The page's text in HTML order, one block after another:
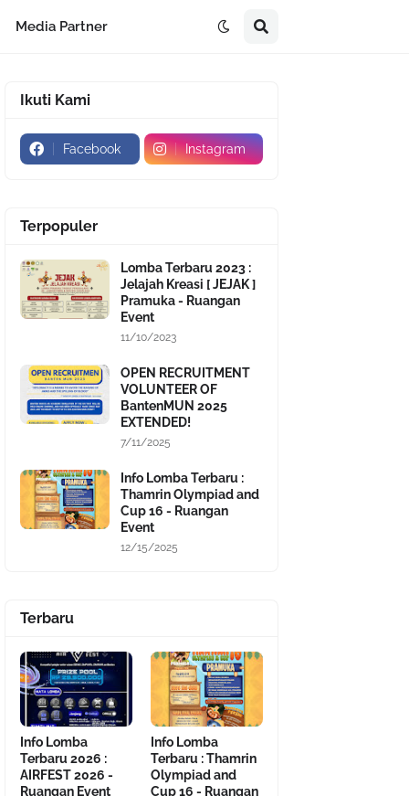
Media Partner
Ikuti Kami
Facebook Instagram
Terpopuler
Lomba Terbaru 2023 :
Jelajah Kreasi [ JEJAK ]
Pramuka - Ruangan
Event
11/10/2023
OPEN RECRUITMENT
VOLUNTEER OF
BantenMUN 2025
EXTENDED!
7/11/2025
Info Lomba Terbaru :
Thamrin Olympiad and
Cup 16 - Ruangan
Event
12/15/2025
Terbaru
Info Lomba
Terbaru 2026 :
AIRFEST 2026 -
Ruangan Event
Info Lomba
Terbaru : Thamrin
Olympiad and
Cup 16 - Ruangan